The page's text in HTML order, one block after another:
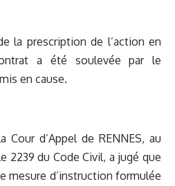
la prescription de l’action en
a été soulevée par le
en cause.
Cour d’Appel de RENNES, au
2239 du Code Civil, a jugé que
mesure d’instruction formulée